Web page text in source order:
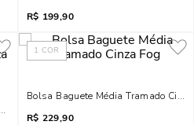
R$ 199,90
Liso Cinza Fog
1 COR
Bolsa Baguete Média Tramado
R$ 229,90